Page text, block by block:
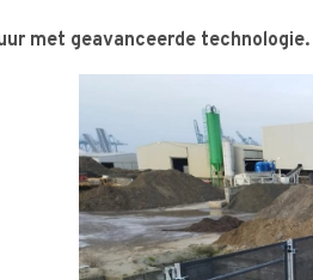
met geavanceerde technologie.